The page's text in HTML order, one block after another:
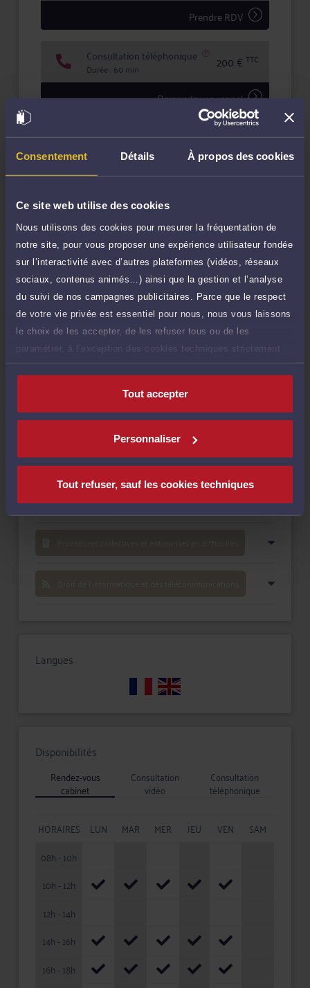
Consentement Détails À propos des cookies
Ce site web utilise des cookies
Nous utilisons des cookies pour mesurer la fréquentation de
notre site, pour vous proposer une expérience utilisateur fondée
sur l’interactivité avec d’autres plateformes (vidéos, réseaux
sociaux, contenus animés…) ainsi que la gestion et l’analyse
du suivi de nos campagnes publicitaires. Parce que le respect
de votre vie privée est essentiel pour nous, nous vous laissons
le choix de les accepter, de les refuser tous ou de les
paramétrer, à l’exception des cookies techniques strictement
nécessaires au fonctionnement du site.
Tout accepter
Personnaliser
Tout refuser, sauf les cookies techniques
Prendre RDV
Consultation téléphonique
Durée : 60 min 200 € TTC
Demander un rappel
Question simple
Réponse concise à votre question (moins
de 1.000 caractères)
200 €
TTC
Consultation écrite
Etude de votre dossier + possibilité
d'ajout d'une pièce jointe
300 €
TTC
Consulter par écrit
Payer des honoraires ou une facture
Vous souhaitez payer une facture ou des
honoraires à l’avocat par Carte Bancaire.
Payer
Compétences
Droit fiscal et droit douanier
Langues
Disponibilités
Rendez-vous
cabinet
Consultation
vidéo
Consultation
téléphonique
HORAIRES LUN MAR MER JEU VEN
SAM
08h - 10h
10h - 12h
12h - 14h
14h - 16h
16h - 18h